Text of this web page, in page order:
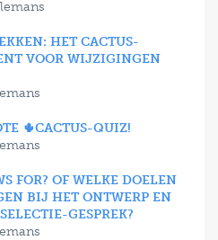
HET CACTUS-
VOOR WIJZIGINGEN
🌵CACTUS-QUIZ!
FOR? OF WELKE DOELEN
BIJ HET ONTWERP EN
GESPREK?